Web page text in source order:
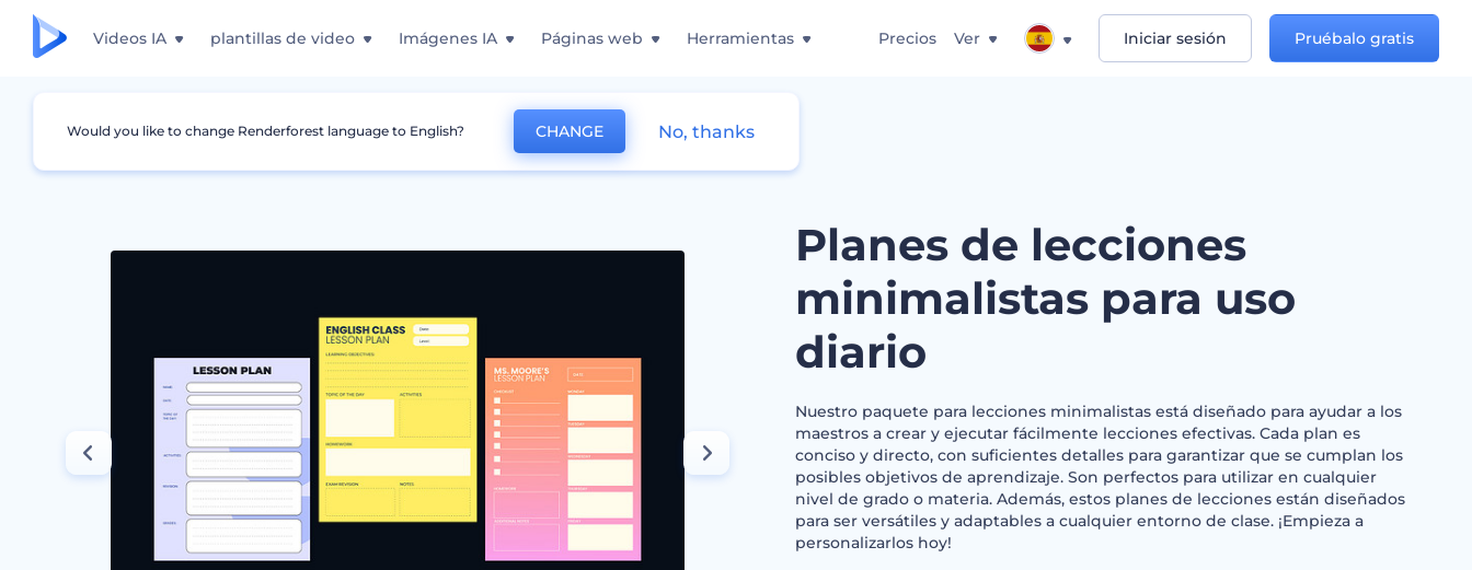
Videos IA plantillas de video Imágenes IA Páginas web Herramientas Precios Ver Iniciar sesión Pruébalo gratis
Gráficos Plan de Estudios Planes de lecciones minimalistas para uso diario
Planes de lecciones
minimalistas para uso
diario
Nuestro paquete para lecciones minimalistas está diseñado para ayudar a los
maestros a crear y ejecutar fácilmente lecciones efectivas. Cada plan es
conciso y directo, con suficientes detalles para garantizar que se cumplan los
posibles objetivos de aprendizaje. Son perfectos para utilizar en cualquier
nivel de grado o materia. Además, estos planes de lecciones están diseñados
para ser versátiles y adaptables a cualquier entorno de clase. ¡Empieza a
personalizarlos hoy!
Would you like to change Renderforest language to English? CHANGE No, thanks